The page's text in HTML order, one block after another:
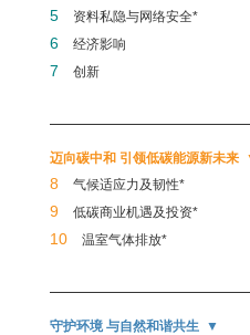
5 资料私隐与网络安全*
6 经济影响
7 创新
迈向碳中和 引领低碳能源新未来
8 气候适应力及韧性*
9 低碳商业机遇及投资*
10 温室气体排放*
守护环境 与自然和谐共生